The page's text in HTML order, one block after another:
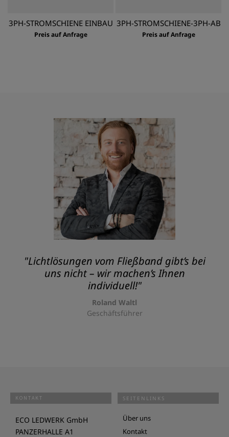
3PH-STROMSCHIENE EINBAU
Preis auf Anfrage
3PH-STROMSCHIENE-3PH-AB
Preis auf Anfrage
"Lichtlösungen vom Fließband gibt’s bei
uns nicht – wir machen’s Ihnen
individuell!"
Roland Waltl
Geschäftsführer
KONTAKT
ECO LEDWERK GmbH
PANZERHALLE A1
SEITENLINKS
Über uns
Kontakt